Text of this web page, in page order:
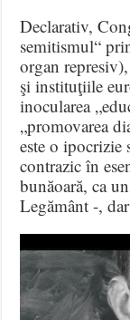
Declarativ,
semitismul“
organ
şi instituţiile
inocularea
„promovarea
este o ipocrizie
contrazic în
bunăoară, ca
Legământ -,